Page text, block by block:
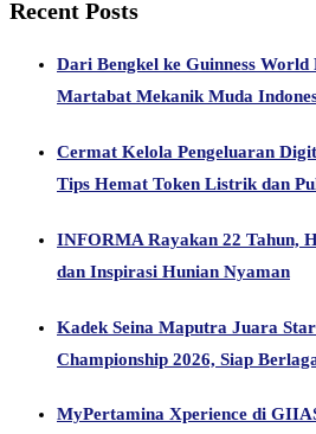
Recent Posts
Dari Bengkel ke Guinness
Martabat Mekanik Muda
Cermat Kelola Pengeluaran
Tips Hemat Token Listrik dan
INFORMA Rayakan 22 Tahun,
dan Inspirasi Hunian Nyaman
Kadek Seina Maputra Juara
Championship 2026, Siap
MyPertamina Xperience di